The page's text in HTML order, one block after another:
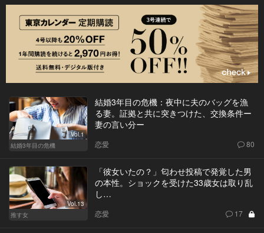
Vol.1
結婚3年目の危機
結婚3年目の危機：夜中に夫のバッグを漁
る妻。証拠と共に突きつけた、交換条件ー
妻の言い分ー
恋愛 80
Vol.13
推す女
「彼女いたの？」匂わせ投稿で発覚した男
の本性。ショックを受けた33歳女は取り乱
し…
恋愛 17